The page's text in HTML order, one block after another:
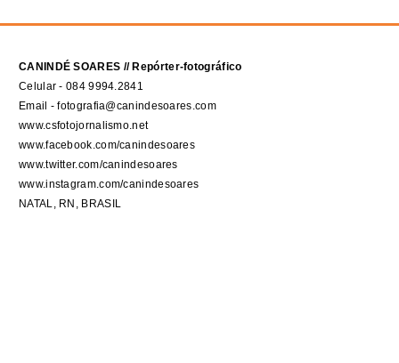
CANINDÉ SOARES // Repórter-fotográfico
Celular - 084 9994.2841
Email - fotografia@canindesoares.com
www.csfotojornalismo.net
www.facebook.com/canindesoares
www.twitter.com/canindesoares
www.instagram.com/canindesoares
NATAL, RN, BRASIL